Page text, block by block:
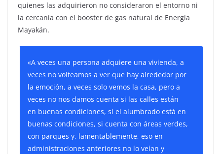
quienes las adquirieron no consideraron el entorno ni
la cercanía con el booster de gas natural de Energía
Mayakán.
«A veces una persona adquiere una vivienda, a
veces no volteamos a ver que hay alrededor por
la emoción, a veces solo vemos la casa, pero a
veces no nos damos cuenta si las calles están
en buenas condiciones, si el alumbrado está en
buenas condiciones, si cuenta con áreas verdes,
con parques y, lamentablemente, eso en
administraciones anteriores no lo veían y